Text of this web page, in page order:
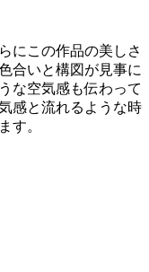
にこの作品の美しさ
合いと構図が見事に
な空気感も伝わって
感と流れるような時
す。